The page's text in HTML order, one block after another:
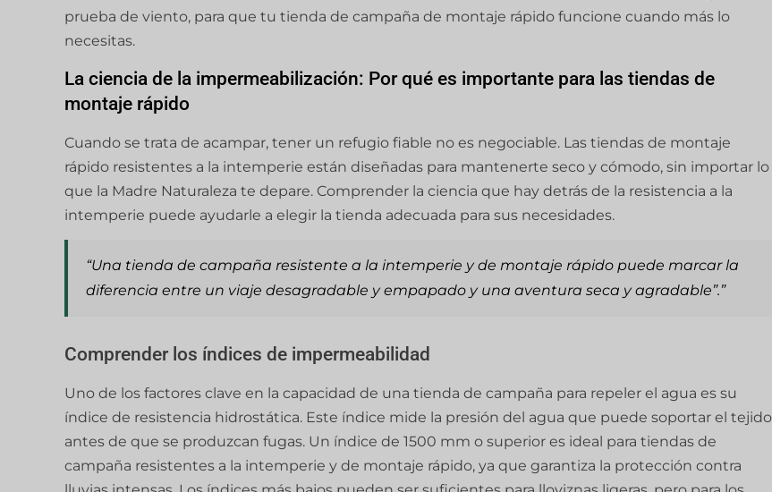
prueba de viento, para que tu tienda de campaña de montaje rápido funcione cuando más lo
necesitas.
La ciencia de la impermeabilización: Por qué es importante para las tiendas de
montaje rápido
Cuando se trata de acampar, tener un refugio fiable no es negociable. Las tiendas de montaje
rápido resistentes a la intemperie están diseñadas para mantenerte seco y cómodo, sin importar lo
que la Madre Naturaleza te depare. Comprender la ciencia que hay detrás de la resistencia a la
intemperie puede ayudarle a elegir la tienda adecuada para sus necesidades.
“Una tienda de campaña resistente a la intemperie y de montaje rápido puede marcar la
diferencia entre un viaje desagradable y empapado y una aventura seca y agradable”.”
Comprender los índices de impermeabilidad
Uno de los factores clave en la capacidad de una tienda de campaña para repeler el agua es su
índice de resistencia hidrostática. Este índice mide la presión del agua que puede soportar el tejido
antes de que se produzcan fugas. Un índice de 1500 mm o superior es ideal para tiendas de
campaña resistentes a la intemperie y de montaje rápido, ya que garantiza la protección contra
lluvias intensas. Los índices más bajos pueden ser suficientes para lloviznas ligeras, pero para los